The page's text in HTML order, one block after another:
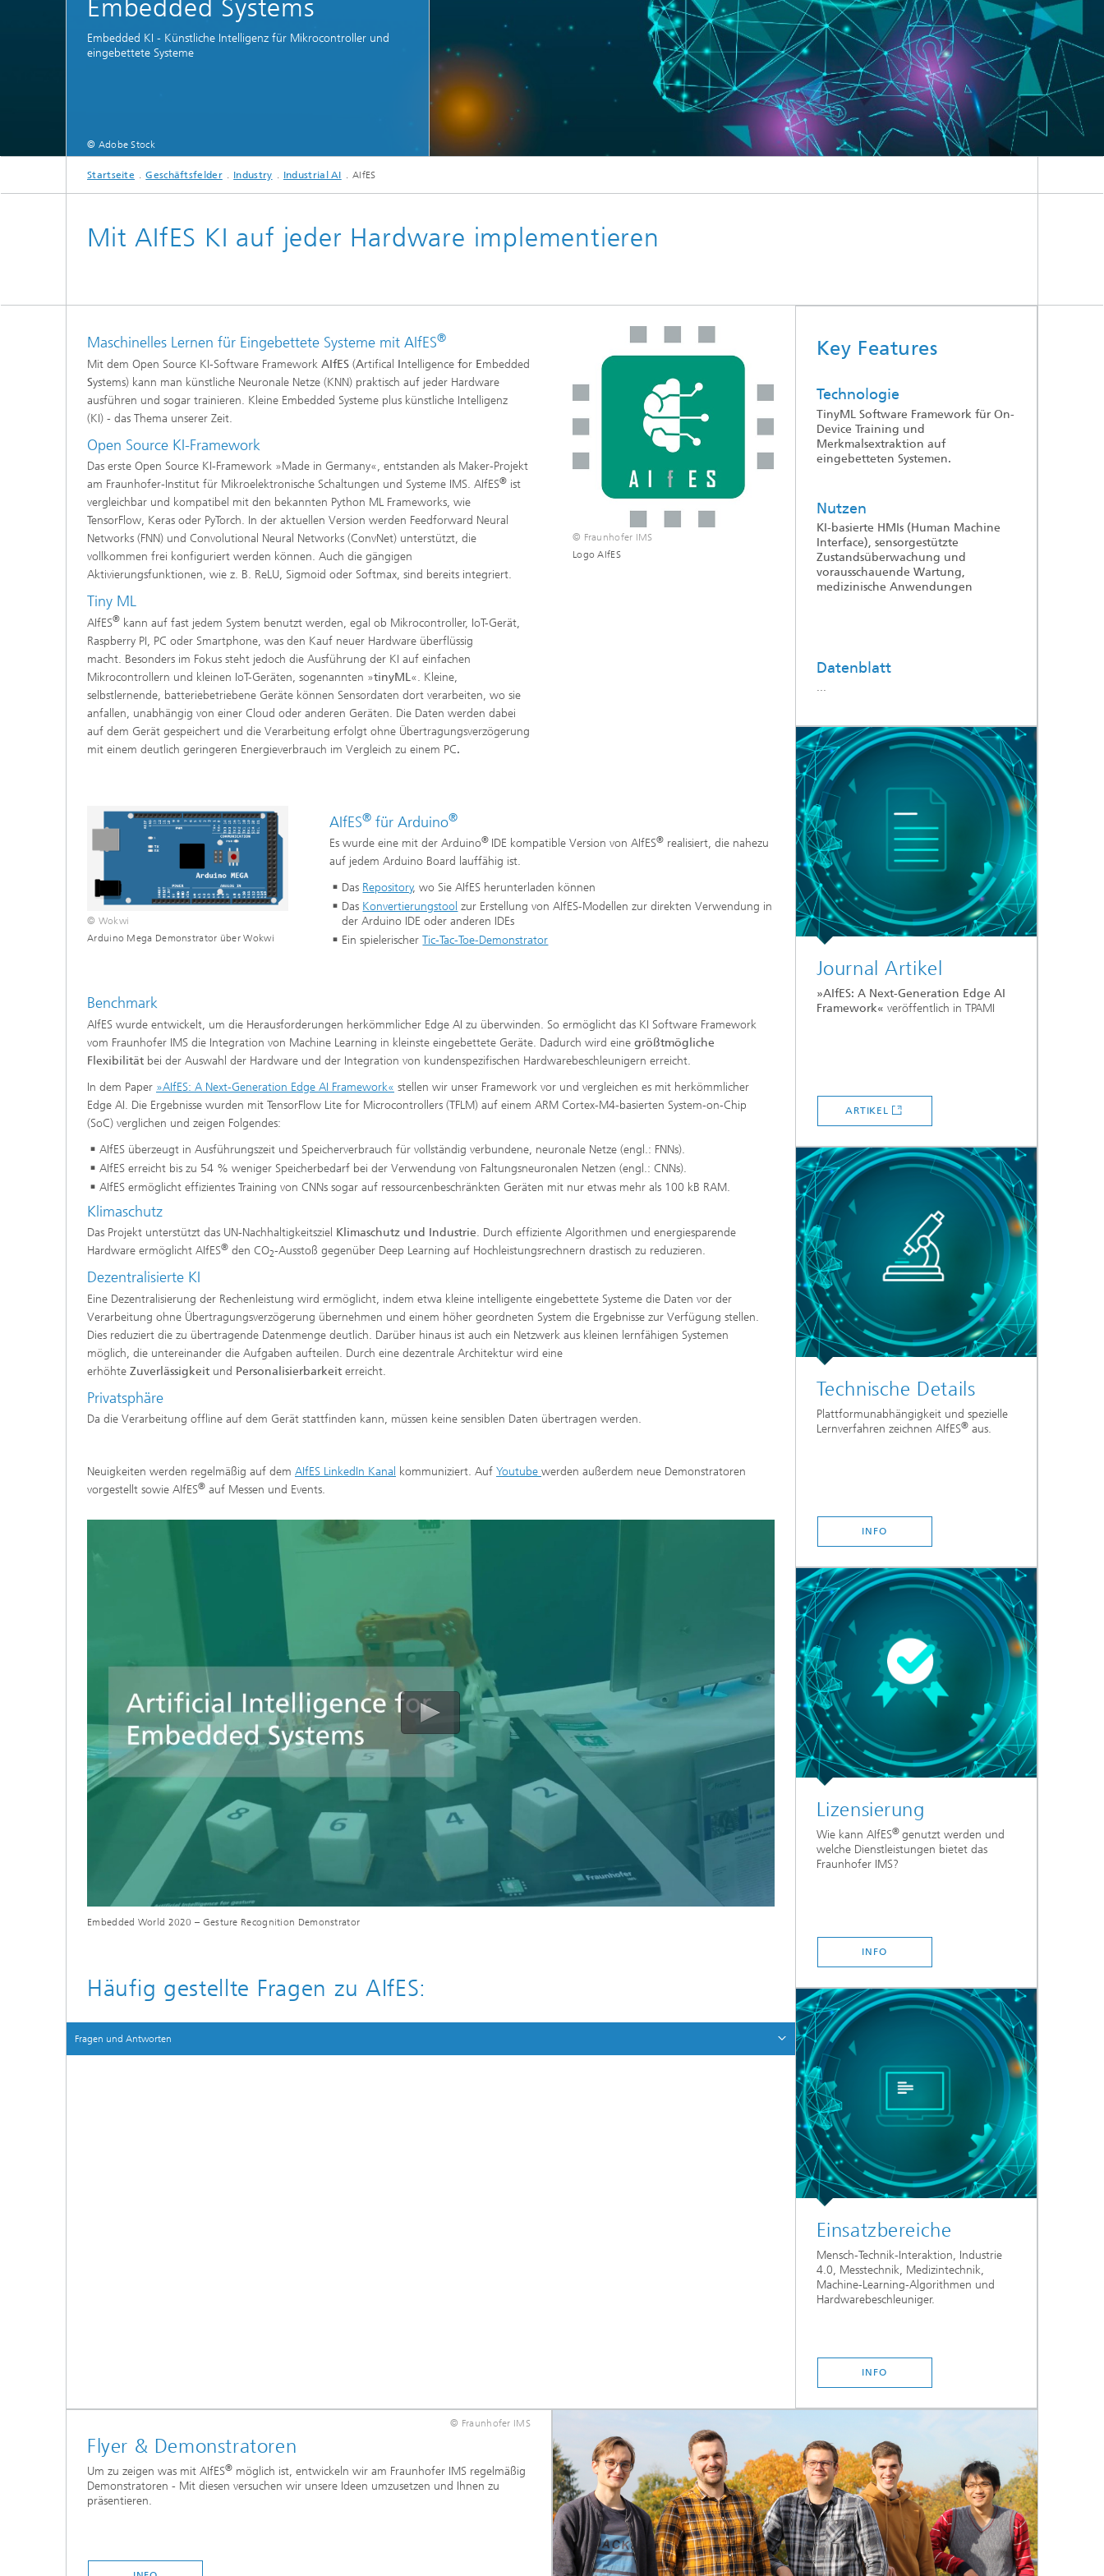
Embedded Systems
Embedded KI - Künstliche Intelligenz für Mikrocontroller und
eingebettete Systeme
© Adobe Stock
Startseite Geschäftsfelder Industry Industrial AI AIfES
Mit AIfES KI auf jeder Hardware implementieren
Maschinelles Lernen für Eingebettete Systeme mit AIfES®
Mit dem Open Source KI-Software Framework AIfES (Artifical Intelligence for Embedded
Systems) kann man künstliche Neuronale Netze (KNN) praktisch auf jeder Hardware
ausführen und sogar trainieren. Kleine Embedded Systeme plus künstliche Intelligenz
(KI) - das Thema unserer Zeit.
Open Source KI-Framework
Das erste Open Source KI-Framework »Made in Germany«, entstanden als Maker-Projekt
am Fraunhofer-Institut für Mikroelektronische Schaltungen und Systeme IMS. AIfES® ist
vergleichbar und kompatibel mit den bekannten Python ML Frameworks, wie
TensorFlow, Keras oder PyTorch. In der aktuellen Version werden Feedforward Neural
Networks (FNN) und Convolutional Neural Networks (ConvNet) unterstützt, die
vollkommen frei konfiguriert werden können. Auch die gängigen
Aktivierungsfunktionen, wie z. B. ReLU, Sigmoid oder Softmax, sind bereits integriert.
Tiny ML
AIfES® kann auf fast jedem System benutzt werden, egal ob Mikrocontroller, IoT-Gerät,
Raspberry PI, PC oder Smartphone, was den Kauf neuer Hardware überflüssig
macht. Besonders im Fokus steht jedoch die Ausführung der KI auf einfachen
Mikrocontrollern und kleinen IoT-Geräten, sogenannten »tinyML«. Kleine,
selbstlernende, batteriebetriebene Geräte können Sensordaten dort verarbeiten, wo sie
anfallen, unabhängig von einer Cloud oder anderen Geräten. Die Daten werden dabei
auf dem Gerät gespeichert und die Verarbeitung erfolgt ohne Übertragungsverzögerung
mit einem deutlich geringeren Energieverbrauch im Vergleich zu einem PC.
© Fraunhofer IMS
Logo AIfES
© Wokwi
Arduino Mega Demonstrator über Wokwi
AIfES® für Arduino®
Es wurde eine mit der Arduino® IDE kompatible Version von AIfES® realisiert, die nahezu
auf jedem Arduino Board lauffähig ist.
Das Repository, wo Sie AIfES herunterladen können
Das Konvertierungstool zur Erstellung von AIfES-Modellen zur direkten Verwendung in
der Arduino IDE oder anderen IDEs
Ein spielerischerTic-Tac-Toe-Demonstrator
Benchmark
AIfES wurde entwickelt, um die Herausforderungen herkömmlicher Edge AI zu überwinden. So ermöglicht das KI Software Framework
vom Fraunhofer IMS die Integration von Machine Learning in kleinste eingebettete Geräte. Dadurch wird eine größtmögliche
Flexibilität bei der Auswahl der Hardware und der Integration von kundenspezifischen Hardwarebeschleunigern erreicht.
In dem Paper »AIfES: A Next-Generation Edge AI Framework« stellen wir unser Framework vor und vergleichen es mit herkömmlicher
Edge AI. Die Ergebnisse wurden mit TensorFlow Lite for Microcontrollers (TFLM) auf einem ARM Cortex-M4-basierten System-on-Chip
(SoC) verglichen und zeigen Folgendes:
AIfES überzeugt in Ausführungszeit und Speicherverbrauch für vollständig verbundene, neuronale Netze (engl.: FNNs).
AIfES erreicht bis zu 54 % weniger Speicherbedarf bei der Verwendung von Faltungsneuronalen Netzen (engl.: CNNs).
AIfES ermöglicht effizientes Training von CNNs sogar auf ressourcenbeschränkten Geräten mit nur etwas mehr als 100 kB RAM.
Klimaschutz
Das Projekt unterstützt das UN-Nachhaltigkeitsziel Klimaschutz und Industrie. Durch effiziente Algorithmen und energiesparende
Hardware ermöglicht AIfES® den CO2-Ausstoß gegenüber Deep Learning auf Hochleistungsrechnern drastisch zu reduzieren.
Dezentralisierte KI
Eine Dezentralisierung der Rechenleistung wird ermöglicht, indem etwa kleine intelligente eingebettete Systeme die Daten vor der
Verarbeitung ohne Übertragungsverzögerung übernehmen und einem höher geordneten System die Ergebnisse zur Verfügung stellen.
Dies reduziert die zu übertragende Datenmenge deutlich. Darüber hinaus ist auch ein Netzwerk aus kleinen lernfähigen Systemen
möglich, die untereinander die Aufgaben aufteilen. Durch eine dezentrale Architektur wird eine
erhöhte Zuverlässigkeit und Personalisierbarkeit erreicht.
Privatsphäre
Da die Verarbeitung offline auf dem Gerät stattfinden kann, müssen keine sensiblen Daten übertragen werden.
Neuigkeiten werden regelmäßig auf dem AIfES LinkedIn Kanal kommuniziert. Auf Youtube werden außerdem neue Demonstratoren
vorgestellt sowie AIfES® auf Messen und Events.
Embedded World 2020 – Gesture Recognition Demonstrator
Häufig gestellte Fragen zu AIfES:
Fragen und Antworten
Key Features
Technologie
TinyML Software Framework für On-
Device Training und
Merkmalsextraktion auf
eingebetteten Systemen.
Nutzen
KI-basierte HMIs (Human Machine
Interface), sensorgestützte
Zustandsüberwachung und
vorausschauende Wartung,
medizinische Anwendungen
Datenblatt
...
Journal Artikel
»AIfES: A Next-Generation Edge AI
Framework« veröffentlich in TPAMI
ARTIKEL
Technische Details
Plattformunabhängigkeit und spezielle
Lernverfahren zeichnen AIfES®aus.
INFO
Lizensierung
Wie kann AIfES® genutzt werden und
welche Dienstleistungen bietet das
Fraunhofer IMS?
INFO
Einsatzbereiche
Mensch-Technik-Interaktion, Industrie
4.0, Messtechnik, Medizintechnik,
Machine-Learning-Algorithmen und
Hardwarebeschleuniger.
INFO
© Fraunhofer IMS
Flyer & Demonstratoren
Um zu zeigen was mit AIfES® möglich ist, entwickeln wir am Fraunhofer IMS regelmäßig
Demonstratoren - Mit diesen versuchen wir unsere Ideen umzusetzen und Ihnen zu
präsentieren.